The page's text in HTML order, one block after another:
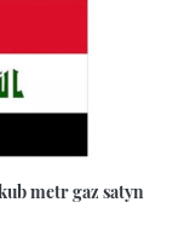
metr gaz satyn